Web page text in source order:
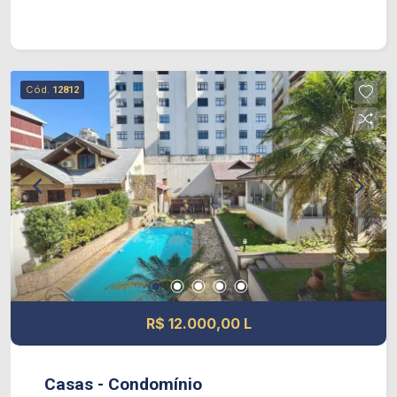
Lavabo * Banheiro social * Área de serviço
Diferenciais: * Ambientes amplos, bem
iluminados e ventilados * Excelente distribuição
dos espaços * Espaço gourmet com
churrasqueira, perfeito para reunir familiares e
amigos * Imóvel ideal para quem busca conforto
e praticidade
Cód. 12812
R$ 12.000,00 L
Casas - Condomínio